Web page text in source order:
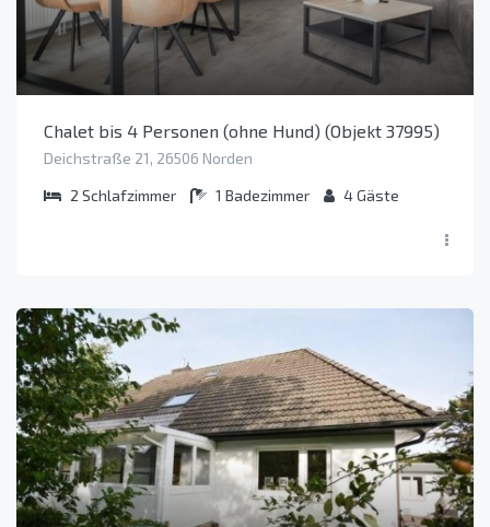
Chalet bis 4 Personen (ohne Hund) (Objekt 37995)
Deichstraße 21, 26506 Norden
2 Schlafzimmer 1 Badezimmer 4Gäste